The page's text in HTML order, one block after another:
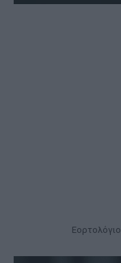
Εορτολόγιο